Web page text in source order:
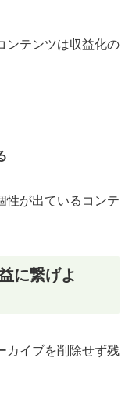
ンテンツは収益化の
性が出ているコンテ
に繋げよ
カイブを削除せず残